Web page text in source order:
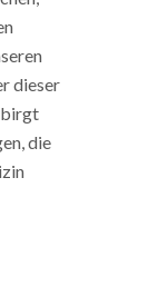
dieser
die